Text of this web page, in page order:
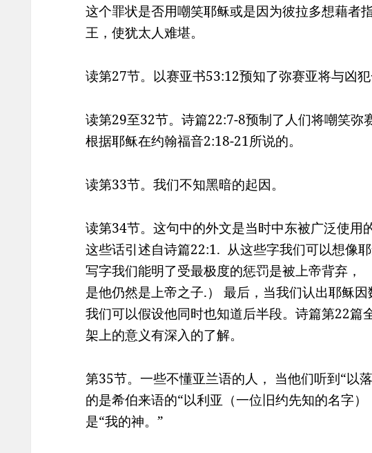
这个罪状是否用嘲笑耶稣或是因为彼拉多想藉者
王，使犹太人难堪。
读第27节。以赛亚书53:12预知了弥赛亚将与凶犯
读第29至32节。诗篇22:7-8预制了人们将嘲笑弥
根据耶稣在约翰福音2:18-21所说的。
读第33节。我们不知黑暗的起因。
读第34节。这句中的外文是当时中东被广泛使用
这些话引述自诗篇22:1. 从这些字我们可以想像
写字我们能明了受最极度的惩罚是被上帝背弃，
是他仍然是上帝之子.） 最后，当我们认出耶稣因
我们可以假设他同时也知道后半段。诗篇第22篇
架上的意义有深入的了解。
第35节。一些不懂亚兰语的人， 当他们听到“以
的是希伯来语的“以利亚（一位旧约先知的名字
是“我的神。”